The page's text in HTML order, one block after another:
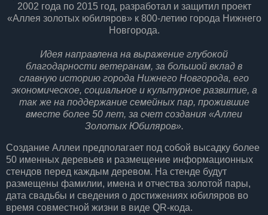
2002 года по 2015 год, разработал и защитил проект
«Аллея золотых юбиляров» к 800-летию города Нижнего
Новгорода.
Идея направлена на выражение глубокой
благодарности ветеранам, за большой вклад в
славную историю города Нижнего Новгорода, его
экономическое, социальное и культурное развитие, а
так же на поддержание семейных пар, прожившие
вместе более 50 лет, за счет создания «Аллеи
Золотых Юбиляров».
Создание Аллеи предполагает под собой высадку более
50 именных деревьев и размещение информационных
стендов перед каждым деревом. На стенде будут
размещены фамилии, имена и отчества золотой пары,
дата свадьбы и сведения о достижениях юбиляров во
время совместной жизни в виде QR-кода.